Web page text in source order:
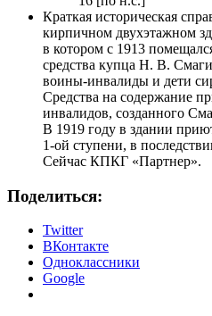
Краткая историческая
кирпичном двухэтажном
в котором с 1913
средства купца Н. В.
воины-инвалиды и дети
Средства на содержание
инвалидов, созданного
В 1919 году в здании
1-ой ступени, в
Сейчас КПКГ «Партнер».
Поделиться:
Twitter
ВКонтакте
Одноклассники
Google